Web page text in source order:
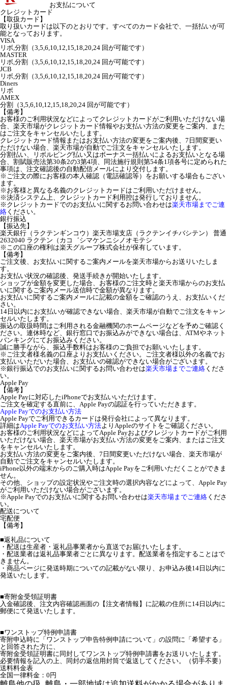
お支払について
クレジットカード
【取扱カード】
取り扱いカードは以下のとおりです。すべてのカード会社で、一括払いが可
能となっております。
VISA
リボ,分割（3,5,6,10,12,15,18,20,24 回が可能です）
MASTER
リボ,分割（3,5,6,10,12,15,18,20,24 回が可能です）
JCB
リボ,分割（3,5,6,10,12,15,18,20,24 回が可能です）
Diners
リボ
AMEX
分割（3,5,6,10,12,15,18,20,24 回が可能です）
【備考】
お客様のご利用状況などによってクレジットカードがご利用いただけない場
合、楽天市場がクレジットカード情報やお支払い方法の変更をご案内、また
はご注文をキャンセルいたします。
クレジットカード情報またはお支払い方法の変更をご案内後、7日間変更い
ただけない場合、楽天市場が自動でご注文をキャンセルいたします。
分割払い、リボルビング払い又はボーナス一括払いによるお支払いとなる場
合、割賦販売法第30条2の3第4項、同法施行規則第54条1項各号に定められた
事項は、注文確認後の自動配信メールにより交付します。
※ご注文の際にお客様の本人確認（電話確認等）をお願いする場合もござい
ます。
※お客様と異なる名義のクレジットカードはご利用いただけません。
※決済システム上、クレジットカード利用控は発行しておりません。
※クレジットカードでのお支払いに関するお問い合わせは楽天市場までご連
絡 ください。
銀行振込
【振込先】
楽天銀行（ラクテンギンコウ）楽天市場支店（ラクテンイチバシテン） 普通
2632040 ラクテン（カコ゛シマケンニシノオモテシ
※この口座の権利は楽天グループ株式会社が保有しています。
【備考】
ご注文後、お支払いに関するご案内メールを楽天市場からお送りいたしま
す。
お支払い状況の確認後、発送手続きが開始いたします。
ショップが金額を変更した場合、お客様のご注文時と楽天市場からのお支払
いに関するご案内メール送信時で金額が異なります。
お支払いに関するご案内メールに記載の金額をご確認のうえ、お支払いくだ
さい。
14日以内にお支払いが確認できない場合、楽天市場が自動でご注文をキャン
セルいたします。
振込の取扱時間はご利用される金融機関のホームページなどを予めご確認く
ださい。連休時など、銀行窓口でお振込みができない場合は、ATMやネット
バンキングにてお振込みください。
誠に勝手ながら、振込手数料はお客様のご負担でお願いいたします。
※ご注文者様名義の口座よりお支払いください。ご注文者様以外の名義でお
支払いいただいた場合、お支払いの確認ができない場合がございます。
※銀行振込でのお支払いに関するお問い合わせは楽天市場までご連絡 くださ
い。
Apple Pay
【備考】
Apple Payに対応したiPhoneでお支払いいただけます。
ご注文を確定する直前に、Apple Payの認証を行っていただきます。
Apple Payでのお支払い方法
Apple Payでご利用できるカードは発行会社によって異なります。
詳細はApple Payでのお支払い方法よりAppleのサイトをご確認ください。
お客様のご利用状況などによってApple Payおよびクレジットカードがご利用
いただけない場合、楽天市場がお支払い方法の変更をご案内、またはご注文
をキャンセルいたします。
お支払い方法の変更をご案内後、7日間変更いただけない場合、楽天市場が
自動でご注文をキャンセルいたします。
iPhone以外の端末からのご購入時はApple Payをご利用いただくことができま
せん。
その他、ショップの設定状況やご注文時の選択内容などによって、Apple Pay
がご利用いただけない場合がございます。
※Apple Payでのお支払いに関するお問い合わせは楽天市場までご連絡 くださ
い。
配送について
宅配便
【備考】
■返礼品について
・配送は生産者・返礼品事業者から直送でお届けいたします。
・配送業者は返礼品事業者ごとに異なります。配送業者を指定することはで
きません。
・商品ページに発送時期についての記載がない限り、お申込み後14日以内に
発送いたします。
■寄附金受領証明書
入金確認後、注文内容確認画面の【注文者情報】に記載の住所に14日以内に
郵便にて発送いたします。
■ワンストップ特例申請書
寄附申込時に「ワンストップ申告特例申請について」の設問に「希望する」
と回答された方に、
寄附金受領証明書に同封してワンストップ特例申請書をお送りいたします。
必要情報を記入の上、同封の返信用封筒で返送してください。（切手不要）
送料料金表
全国一律料金：0円